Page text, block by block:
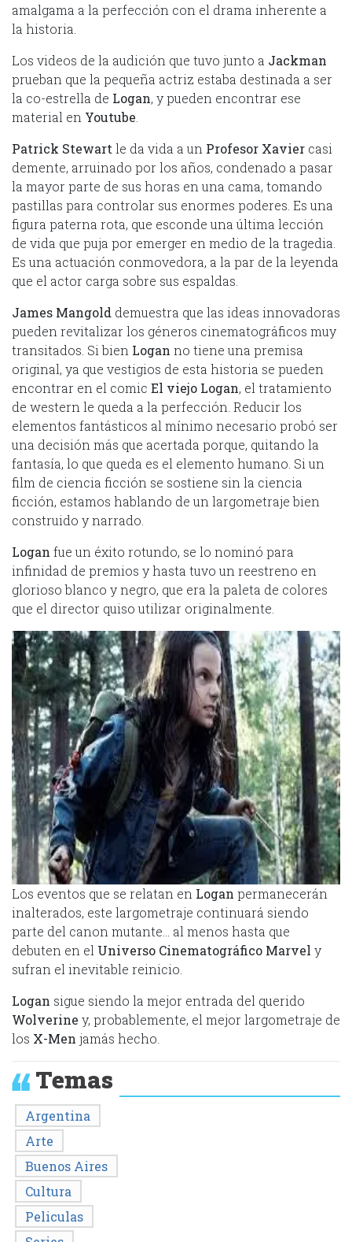
amalgama a la perfección con el drama inherente a
la historia.
Los videos de la audición que tuvo junto a Jackman
prueban que la pequeña actriz estaba destinada a ser
la co-estrella de Logan, y pueden encontrar ese
material en Youtube
Patrick Stewart le da vida a un Profesor Xavier casi
demente, arruinado por los años, condenado a pasar
la mayor parte de sus horas en una cama, tomando
pastillas para controlar sus enormes poderes. Es una
figura paterna rota, que esconde una última lección
de vida que puja por emerger en medio de la tragedia.
Es una actuación conmovedora, a la par de la leyenda
que el actor carga sobre sus espaldas.
James Mangold demuestra que las ideas innovadoras
pueden revitalizar los géneros cinematográficos muy
transitados. Si bien Logan no tiene una premisa
original, ya que vestigios de esta historia se pueden
encontrar en el comic El viejo Logan, el tratamiento
de western le queda a la perfección. Reducir los
elementos fantásticos al mínimo necesario probó ser
una decisión más que acertada porque, quitando la
fantasía, lo que queda es el elemento humano. Si un
film de ciencia ficción se sostiene sin la ciencia
ficción, estamos hablando de un largometraje bien
construido y narrado.
Logan fue un éxito rotundo, se lo nominó para
infinidad de premios y hasta tuvo un reestreno en
glorioso blanco y negro, que era la paleta de colores
que el director quiso utilizar originalmente.
Los eventos que se relatan en Logan permanecerán
inalterados, este largometraje continuará siendo
parte del canon mutante… al menos hasta que
debuten en el Universo Cinematográfico Marvel y
sufran el inevitable reinicio.
Logan sigue siendo la mejor entrada del querido
Wolverine y, probablemente, el mejor largometraje de
los X-Men jamás hecho.
Temas
Argentina
Arte
Buenos Aires
Cultura
Peliculas